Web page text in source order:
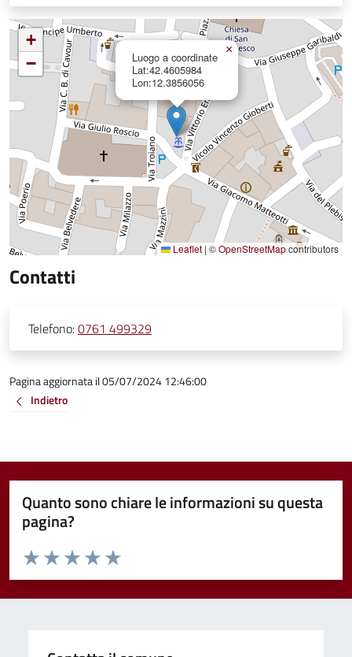
Luogo a coordinate
Lat:42.4605984
Lon:12.3856056
×
+
−
Leaflet | ©OpenStreetMapcontributors
Contatti
Telefono:0761 499329
Pagina aggiornata il 05/07/2024 12:46:00
Indietro
Quanto sono chiare le informazioni su questa
pagina?
Valuta da 1 a 5 stelle la pagina
Valuta 5 stelle su 5
Valuta 4 stelle su 5
Valuta 3 stelle su 5
Valuta 2 stelle su 5
Valuta 1 stelle su 5